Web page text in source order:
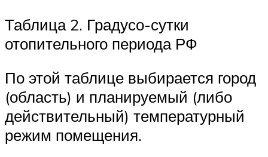
Таблица 2. Градусо-сутки
отопительного периода РФ
По этой таблице выбирается город
(область) и планируемый (либо
действительный) температурный
режим помещения.